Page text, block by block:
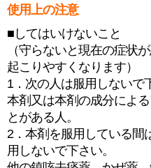
使用上の注意
■してはいけないこと
（守らないと現在の症状
起こりやすくなります）
1．次の人は服用しないで
本剤又は本剤の成分によ
とがある人。
2．本剤を服用している間
用しないで下さい。